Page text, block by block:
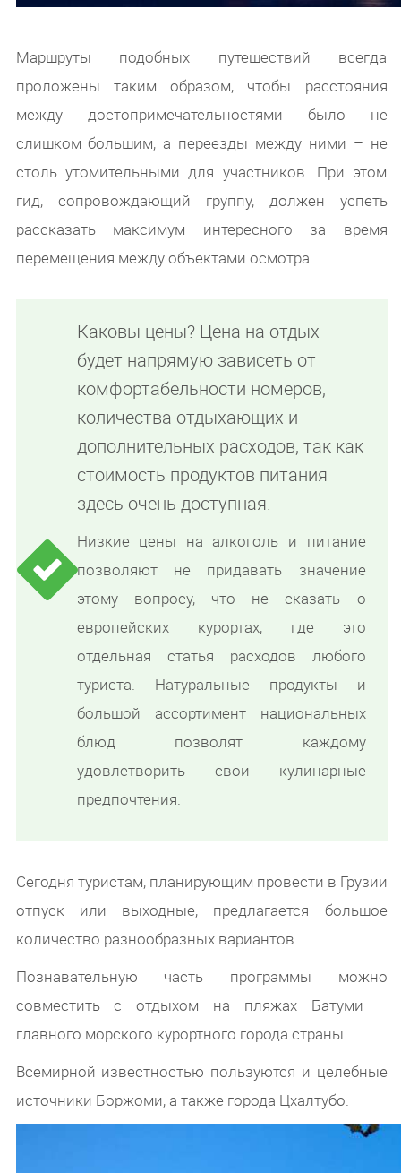
Маршруты подобных путешествий всегда
проложены таким образом, чтобы расстояния
между достопримечательностями было не
слишком большим, а переезды между ними – не
столь утомительными для участников. При этом
гид, сопровождающий группу, должен успеть
рассказать максимум интересного за время
перемещения между объектами осмотра.
Каковы цены? Цена на отдых
будет напрямую зависеть от
комфортабельности номеров,
количества отдыхающих и
дополнительных расходов, так как
стоимость продуктов питания
здесь очень доступная.
Низкие цены на алкоголь и питание
позволяют не придавать значение
этому вопросу, что не сказать о
европейских курортах, где это
отдельная статья расходов любого
туриста. Натуральные продукты и
большой ассортимент национальных
блюд позволят каждому
удовлетворить свои кулинарные
предпочтения.
Сегодня туристам, планирующим провести в Грузии
отпуск или выходные, предлагается большое
количество разнообразных вариантов.
Познавательную часть программы можно
совместить с отдыхом на пляжах Батуми –
главного морского курортного города страны.
Всемирной известностью пользуются и целебные
источники Боржоми, а также города Цхалтубо.